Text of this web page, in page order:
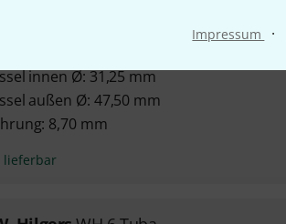
Impressum ·
innen Ø: 31,25 mm
außen Ø: 47,50 mm
8,70 mm
lieferbar